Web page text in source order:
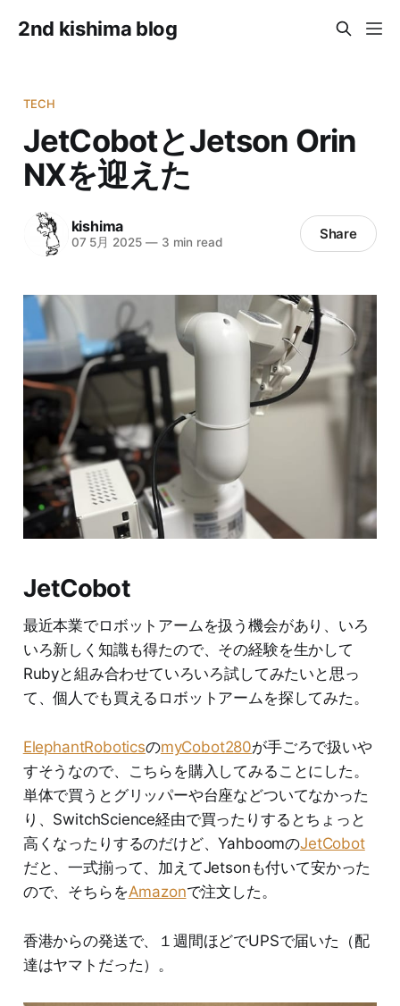
2nd kishima blog
TECH
JetCobotとJetson Orin
NXを迎えた
kishima
07 5月 2025 —3 min read Share
JetCobot
最近本業でロボットアームを扱う機会があり、いろ
いろ新しく知識も得たので、その経験を生かして
Rubyと組み合わせていろいろ試してみたいと思っ
て、個人でも買えるロボットアームを探してみた。
ElephantRoboticsのmyCobot280が手ごろで扱いや
すそうなので、こちらを購入してみることにした。
単体で買うとグリッパーや台座などついてなかった
り、SwitchScience経由で買ったりするとちょっと
高くなったりするのだけど、YahboomのJetCobot
だと、一式揃って、加えてJetsonも付いて安かった
ので、そちらをAmazonで注文した。
香港からの発送で、１週間ほどでUPSで届いた（配
達はヤマトだった）。